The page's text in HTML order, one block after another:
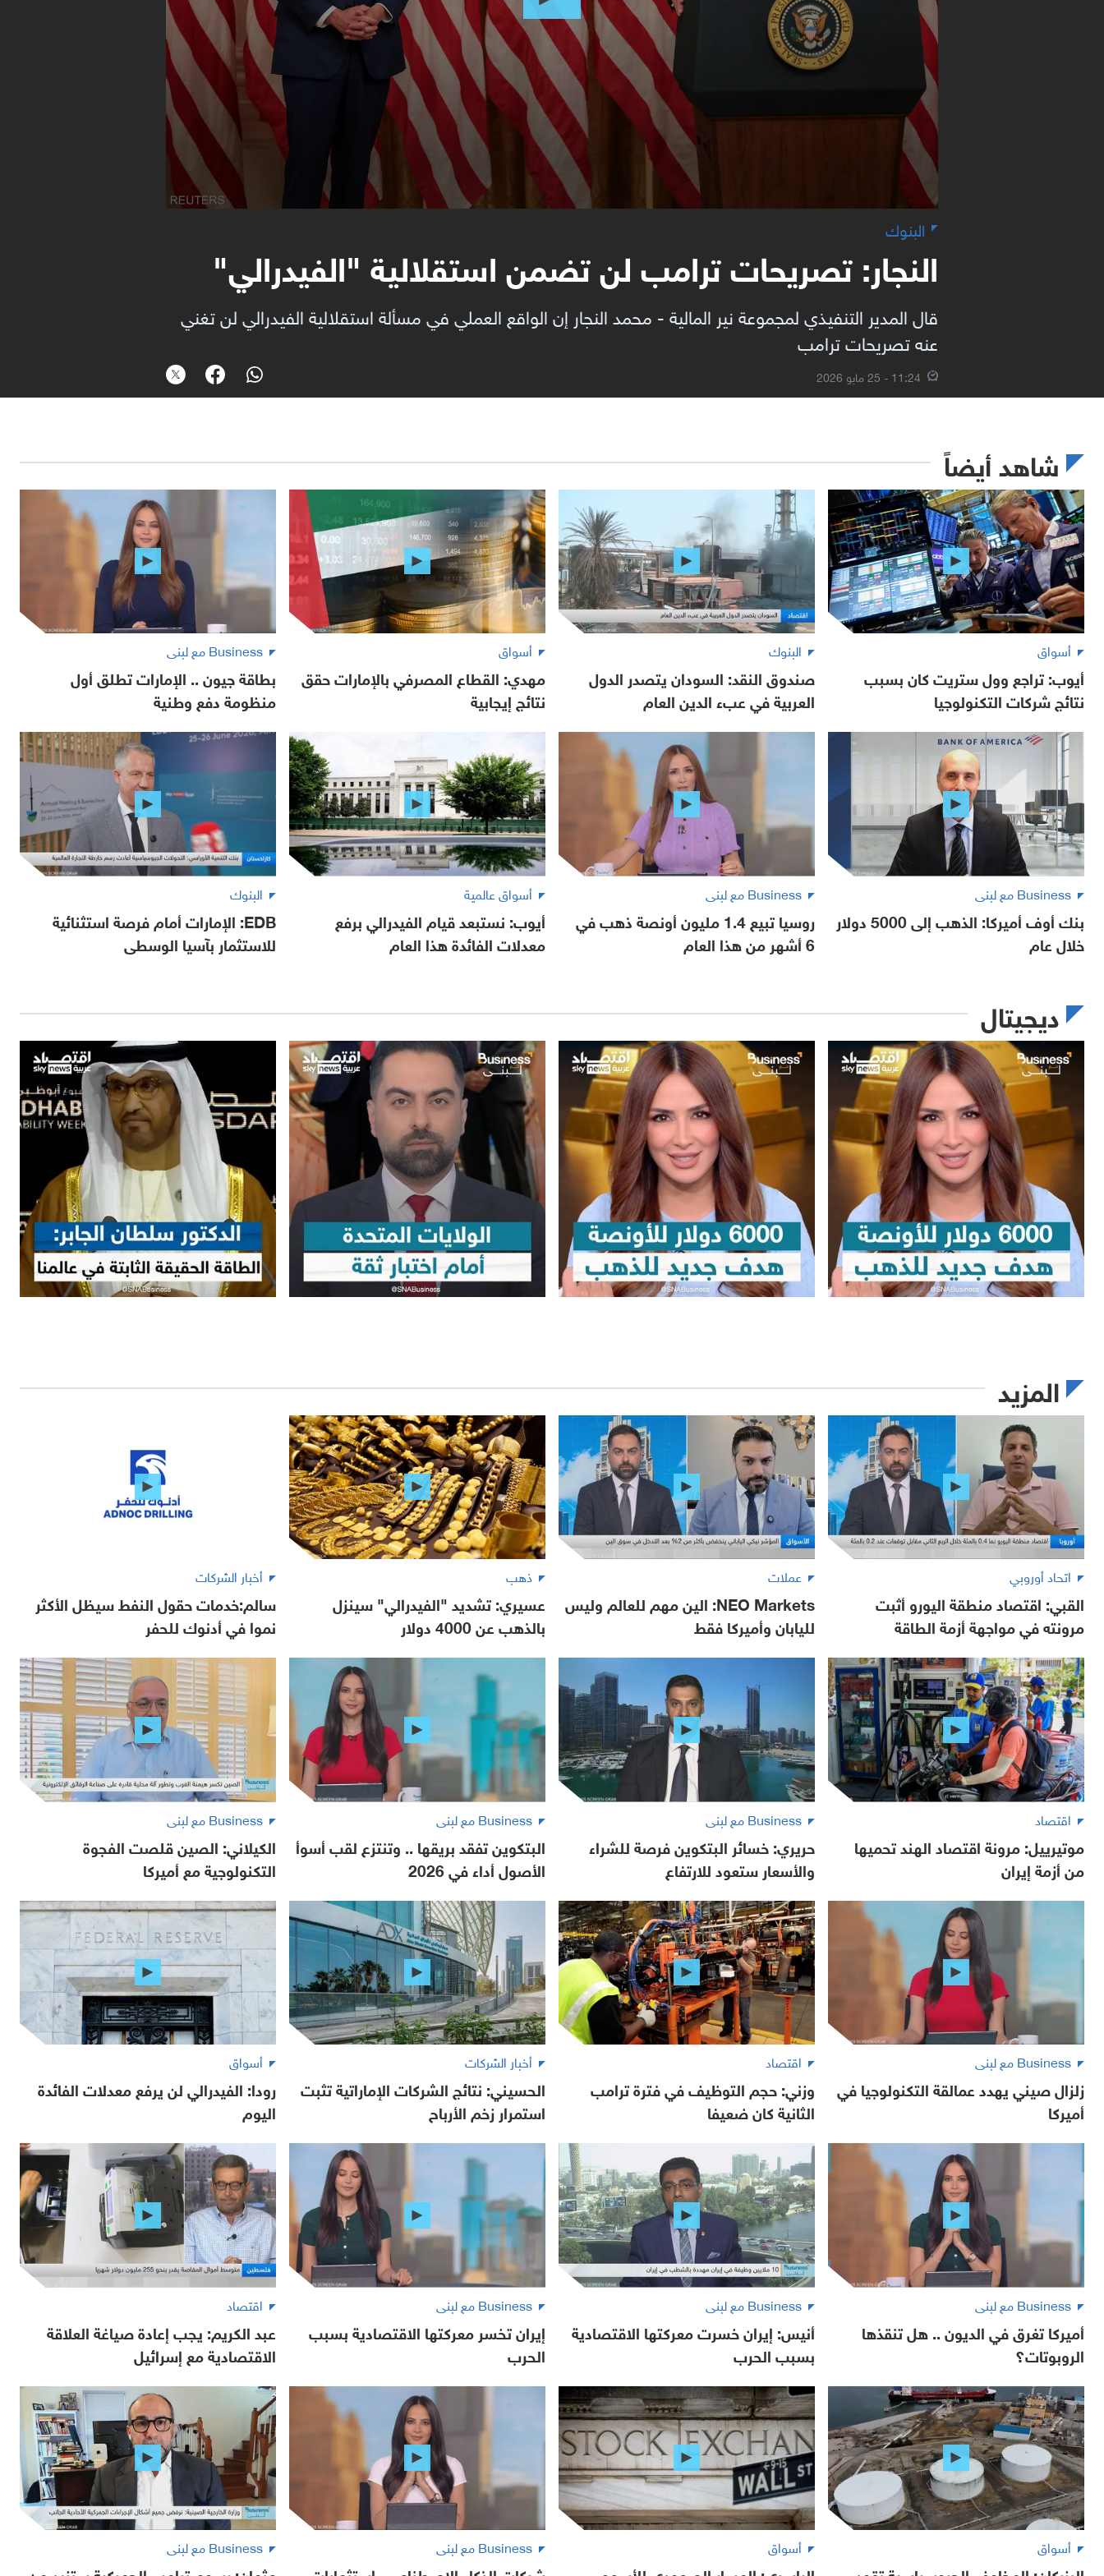
البنوك
النجار: تصريحات ترامب لن تضمن استقلالية "الفيدرالي"
قال المدير التنفيذي لمجموعة نير المالية - محمد النجار إن الواقع العملي في مسألة استقلالية الفيدرالي لن تغني
عنه تصريحات ترامب
11:24 - 25 مايو 2026
شاهد أيضاً
أسواق
أيوب: تراجع وول ستريت كان بسبب
نتائج شركات التكنولوجيا
البنوك
صندوق النقد: السودان يتصدر الدول
العربية في عبء الدين العام
أسواق
مهدي: القطاع المصرفي بالإمارات حقق
نتائج إيجابية
Business مع لبنى
بطاقة جيون .. الإمارات تطلق أول
منظومة دفع وطنية
Business مع لبنى
بنك أوف أميركا: الذهب إلى 5000 دولار
خلال عام
Business مع لبنى
روسيا تبيع 1.4 مليون أونصة ذهب في
6 أشهر من هذا العام
أسواق عالمية
أيوب: نستبعد قيام الفيدرالي برفع
معدلات الفائدة هذا العام
البنوك
EDB: الإمارات أمام فرصة استثنائية
للاستثمار بآسيا الوسطى
ديجيتال
المزيد
اتحاد أوروبي
القبي: اقتصاد منطقة اليورو أثبت
مرونته في مواجهة أزمة الطاقة
عملات
NEO Markets: الين مهم للعالم وليس
لليابان وأميركا فقط
ذهب
عسيري: تشديد "الفيدرالي" سينزل
بالذهب عن 4000 دولار
أخبار الشركات
سالم:خدمات حقول النفط سيظل الأكثر
نموا في أدنوك للحفر
اقتصاد
موتيرييل: مرونة اقتصاد الهند تحميها
من أزمة إيران
Business مع لبنى
حريري: خسائر البتكوين فرصة للشراء
والأسعار ستعود للارتفاع
Business مع لبنى
البتكوين تفقد بريقها .. وتنتزع لقب أسوأ
الأصول أداء في 2026
Business مع لبنى
الكيلاني: الصين قلصت الفجوة
التكنولوجية مع أميركا
Business مع لبنى
زلزال صيني يهدد عمالقة التكنولوجيا في
أميركا
اقتصاد
وزني: حجم التوظيف في فترة ترامب
الثانية كان ضعيفا
أخبار الشركات
الحسيني: نتائج الشركات الإماراتية تثبت
استمرار زخم الأرباح
أسواق
رودا: الفيدرالي لن يرفع معدلات الفائدة
اليوم
Business مع لبنى
أميركا تغرق في الديون .. هل تنقذها
الروبوتات؟
Business مع لبنى
أنيس: إيران خسرت معركتها الاقتصادية
بسبب الحرب
Business مع لبنى
إيران تخسر معركتها الاقتصادية بسبب
الحرب
اقتصاد
عبد الكريم: يجب إعادة صياغة العلاقة
الاقتصادية مع إسرائيل
أسواق أسواق Business مع لبنى Business مع لبنى